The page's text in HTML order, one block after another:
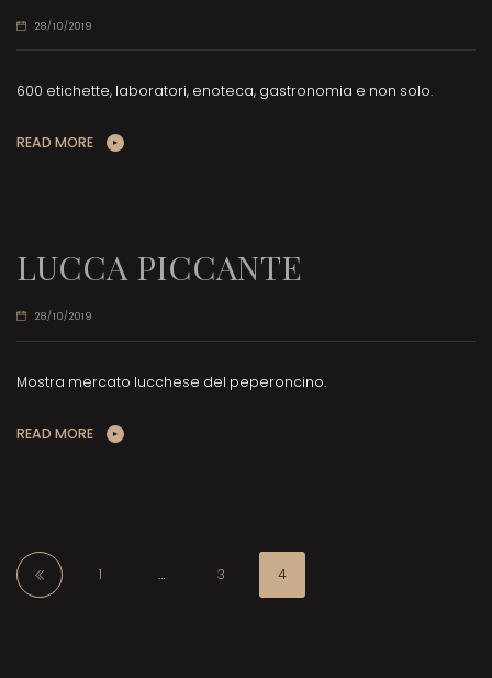
28/10/2019
600 etichette, laboratori, enoteca, gastronomia e non solo.
READ MORE
LUCCA PICCANTE
28/10/2019
Mostra mercato lucchese del peperoncino.
READ MORE
1 … 3 4